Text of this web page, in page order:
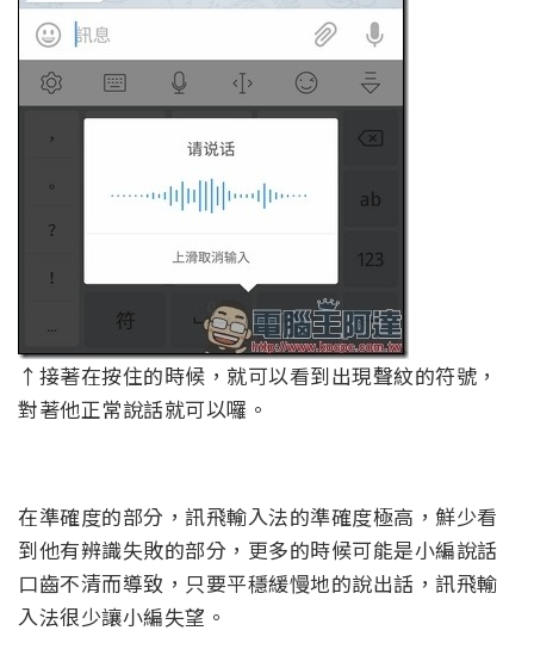
↑接著在按住的時候，就可以看到出現聲紋的符號，
對著他正常說話就可以囉。
在準確度的部分，訊飛輸入法的準確度極高，鮮少看
到他有辨識失敗的部分，更多的時候可能是小編說話
口齒不清而導致，只要平穩緩慢地的說出話，訊飛輸
入法很少讓小編失望。